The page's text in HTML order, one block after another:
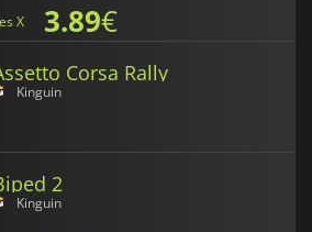
X 3.89€
Corsa Rally
Kinguin
2
Kinguin